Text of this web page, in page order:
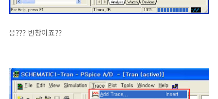
응??? 빈창이죠??